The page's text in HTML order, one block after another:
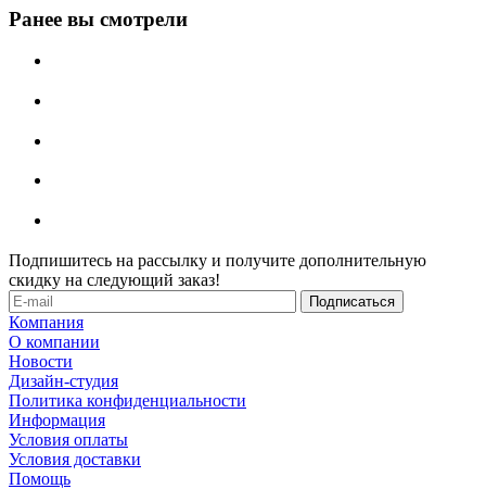
Ранее вы смотрели
Подпишитесь на рассылку и получите дополнительную
скидку на следующий заказ!
Компания
О компании
Новости
Дизайн-студия
Политика конфиденциальности
Информация
Условия оплаты
Условия доставки
Помощь